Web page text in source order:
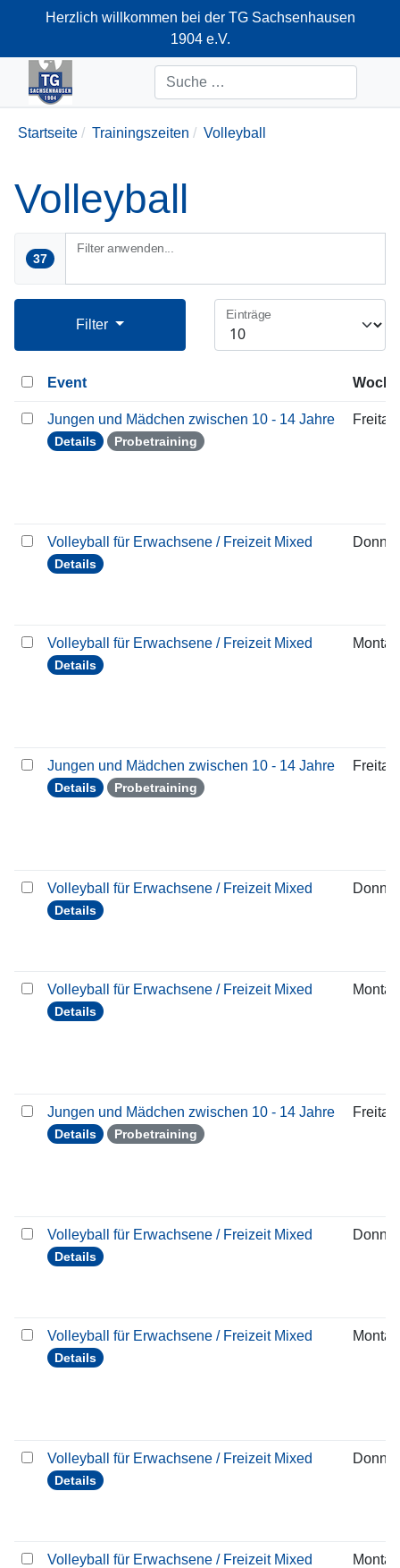
Herzlich willkommen bei der TG Sachsenhausen
1904 e.V.
+49-69-66374712
Suchen
Startseite Trainingszeiten Volleyball
Volleyball
37
Filter anwenden...
Filter
Einträge
Event
Jungen und Mädchen zwischen 10 - 14 Jahre
Details Probetraining
Freitag
Volleyball für Erwachsene / Freizeit Mixed
Details
Volleyball für Erwachsene / Freizeit Mixed
Details
Montag
Jungen und Mädchen zwischen 10 - 14 Jahre
Details Probetraining
Freitag
Volleyball für Erwachsene / Freizeit Mixed
Details
Volleyball für Erwachsene / Freizeit Mixed
Details
Montag
Jungen und Mädchen zwischen 10 - 14 Jahre
Details Probetraining
Freitag
Volleyball für Erwachsene / Freizeit Mixed
Details
Volleyball für Erwachsene / Freizeit Mixed
Details
Montag
Volleyball für Erwachsene / Freizeit Mixed
Details
Volleyball für Erwachsene / Freizeit Mixed Montag